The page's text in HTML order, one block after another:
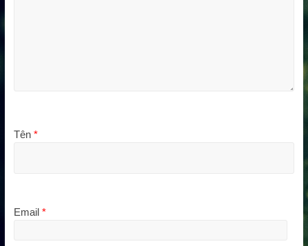
Tên *
Email *